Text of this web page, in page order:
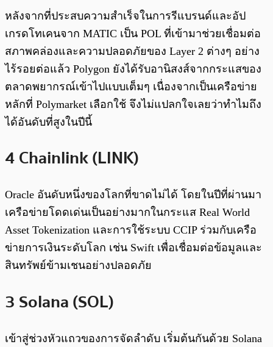
หลังจากที่ประสบความสำเร็จในการรีแบรนด์และอัป
เกรดโทเคนจาก MATIC เป็น POL ที่เข้ามาช่วยเชื่อมต่อ
สภาพคล่องและความปลอดภัยของ Layer 2 ต่างๆ อย่าง
ไร้รอยต่อแล้ว Polygon ยังได้รับอานิสงส์จากกระแสของ
ตลาดพยากรณ์เข้าไปแบบเต็มๆ เนื่องจากเป็นเครือข่าย
หลักที่ Polymarket เลือกใช้ จึงไม่แปลกใจเลยว่าทำไมถึง
ได้อันดับที่สูงในปีนี้
4 Chainlink (LINK)
Oracle อันดับหนึ่งของโลกที่ขาดไม่ได้ โดยในปีที่ผ่านมา
เครือข่ายโดดเด่นเป็นอย่างมากในกระแส Real World
Asset Tokenization และการใช้ระบบ CCIP ร่วมกับเครือ
ข่ายการเงินระดับโลก เช่น Swift เพื่อเชื่อมต่อข้อมูลและ
สินทรัพย์ข้ามเชนอย่างปลอดภัย
3 Solana (SOL)
เข้าสู่ช่วงหัวแถวของการจัดลำดับ เริ่มต้นกันด้วย Solana